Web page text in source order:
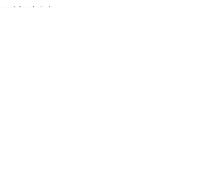
web by phstudio